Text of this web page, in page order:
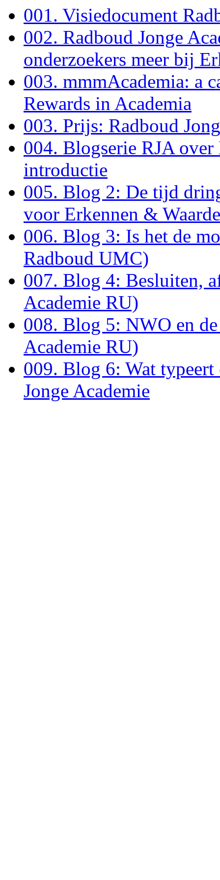
001. Visiedocument
002. Radboud Jonge
onderzoekers meer bij
003. mmmAcademia: a
Rewards in Academia
003. Prijs: Radboud
004. Blogserie RJA
introductie
005. Blog 2: De tijd
voor Erkennen &
006. Blog 3: Is het de
Radboud UMC)
007. Blog 4: Besluiten,
Academie RU)
008. Blog 5: NWO en de
Academie RU)
009. Blog 6: Wat typeert
Jonge Academie